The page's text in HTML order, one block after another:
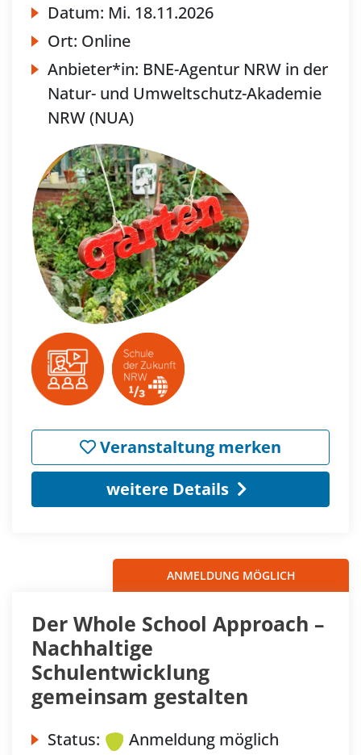
Datum: Mi. 18.11.2026
Ort: Online
Anbieter*in: BNE-Agentur NRW in der
Natur- und Umweltschutz-Akademie
NRW (NUA)
Veranstaltung merken
weitere Details
ANMELDUNG MÖGLICH
Der Whole School Approach –
Nachhaltige
Schulentwicklung
gemeinsam gestalten
Status:
Anmeldung möglich